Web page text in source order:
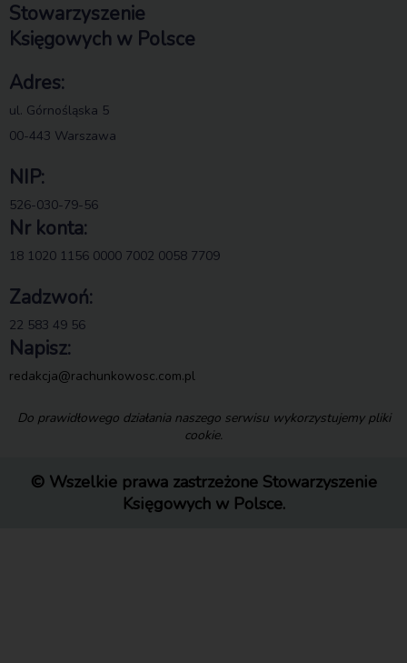
Stowarzyszenie
Księgowych w Polsce
Adres:
ul. Górnośląska 5
00-443 Warszawa
NIP:
526-030-79-56
Nr konta:
18 1020 1156 0000 7002 0058 7709
Zadzwoń:
22 583 49 56
Napisz:
redakcja@rachunkowosc.com.pl
Do prawidłowego działania naszego serwisu wykorzystujemy pliki
cookie.
© Wszelkie prawa zastrzeżone Stowarzyszenie
Księgowych w Polsce.